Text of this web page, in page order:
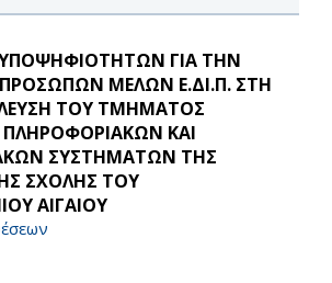
ΓΙΑ ΤΗΝ
ΜΕΛΩΝ Ε.ΔΙ.Π. ΣΤΗ
ΤΟΥ ΤΜΗΜΑΤΟΣ
ΚΑΙ
ΣΥΣΤΗΜΑΤΩΝ ΤΗΣ
ΣΧΟΛΗΣ ΤΟΥ
ΑΙΓΑΙΟΥ